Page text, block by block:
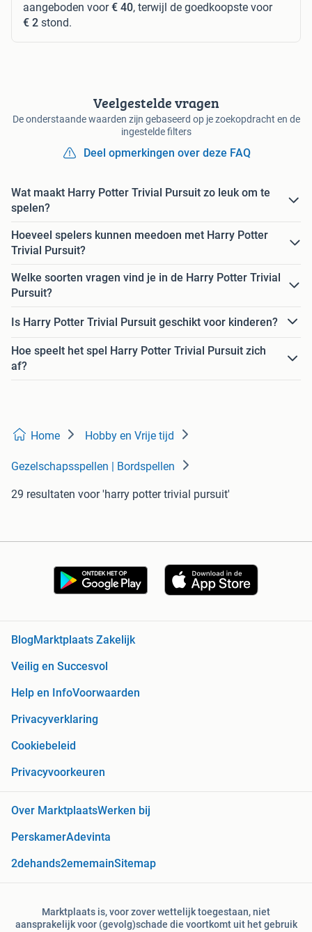
aangeboden voor€ 40, terwijl de goedkoopste voor
€ 2 stond.
Veelgestelde vragen
De onderstaande waarden zijn gebaseerd op je zoekopdracht en de
ingestelde filters
Deel opmerkingen over deze FAQ
Wat maakt Harry Potter Trivial Pursuit zo leuk om te
spelen?
Hoeveel spelers kunnen meedoen met Harry Potter
Trivial Pursuit?
Welke soorten vragen vind je in de Harry Potter Trivial
Pursuit?
Is Harry Potter Trivial Pursuit geschikt voor kinderen?
Hoe speelt het spel Harry Potter Trivial Pursuit zich
af?
Home Hobby en Vrije tijd
Gezelschapsspellen | Bordspellen
29 resultaten voor 'harry potter trivial pursuit'
BlogMarktplaats Zakelijk
Veilig en Succesvol
Help en InfoVoorwaarden
Privacyverklaring
Cookiebeleid
Privacyvoorkeuren
Over MarktplaatsWerken bij
PerskamerAdevinta
2dehands2ememainSitemap
Marktplaats is, voor zover wettelijk toegestaan, niet
aansprakelijk voor (gevolg)schade die voortkomt uit het gebruik